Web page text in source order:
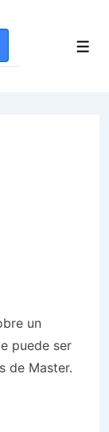
un
puede ser
de Master.